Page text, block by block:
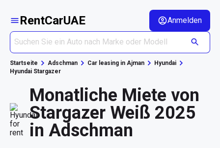
RentCarUAE Anmelden
Startseite Adschman Car leasing in Ajman
Hyundai
Hyundai Stargazer
Monatliche Miete von
Stargazer Weiß 2025
in Adschman